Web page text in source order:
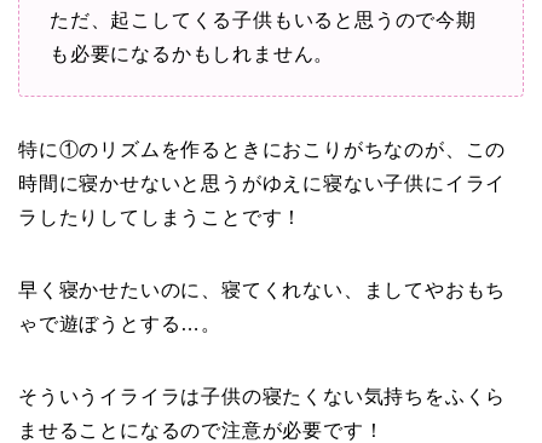
ただ、起こしてくる子供もいると思うので今期
も必要になるかもしれません。
特に①のリズムを作るときにおこりがちなのが、この
時間に寝かせないと思うがゆえに寝ない子供にイライ
ラしたりしてしまうことです！
早く寝かせたいのに、寝てくれない、ましてやおもち
ゃで遊ぼうとする…。
そういうイライラは子供の寝たくない気持ちをふくら
ませることになるので注意が必要です！